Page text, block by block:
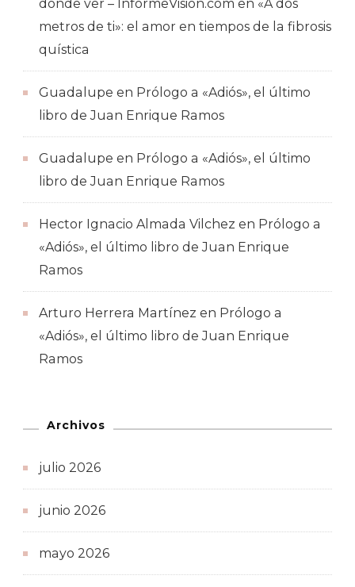
dónde ver – InformeVision.com en «A dos
metros de ti»: el amor en tiempos de la fibrosis
quística
Guadalupe en Prólogo a «Adiós», el último
libro de Juan Enrique Ramos
Guadalupe en Prólogo a «Adiós», el último
libro de Juan Enrique Ramos
Hector Ignacio Almada Vilchez en Prólogo a
«Adiós», el último libro de Juan Enrique
Ramos
Arturo Herrera Martínez en Prólogo a
«Adiós», el último libro de Juan Enrique
Ramos
Archivos
julio 2026
junio 2026
mayo 2026